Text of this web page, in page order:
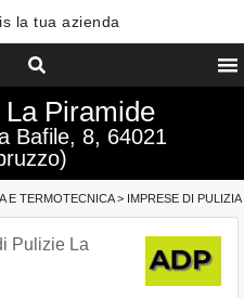
la tua azienda
Piramide
Bafile, 8, 64021
E TERMOTECNICA> IMPRESE DI PULIZIA
Pulizie La